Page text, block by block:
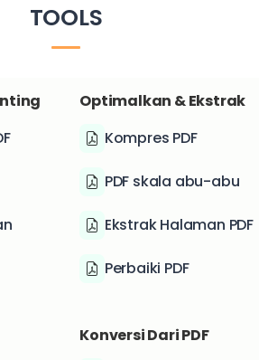
TOOLS
Optimalkan & Ekstrak
Kompres PDF
PDF skala abu-abu
Ekstrak Halaman PDF
Perbaiki PDF
Konversi Dari PDF